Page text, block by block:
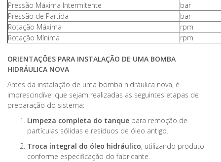
Pressão Máxima Intermitente
bar
Pressão de Partida
bar
Rotação Máxima
rpm
Rotação Mínima
rpm
ORIENTAÇÕES PARA INSTALAÇÃO DE UMA BOMBA
HIDRÁULICA NOVA
Antes da instalação de uma bomba hidráulica nova, é
imprescindível que sejam realizadas as seguintes etapas de
preparação do sistema:
Limpeza completa do tanque para remoção de
partículas sólidas e resíduos de óleo antigo.
Troca integral do óleo hidráulico, utilizando produto
conforme especificação do fabricante.